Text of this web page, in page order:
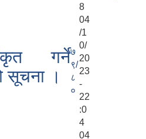
8
गर्ने
सूचना ।
७
९/
८
०
04
/1
0/
20
23
-
22
:0
4
04